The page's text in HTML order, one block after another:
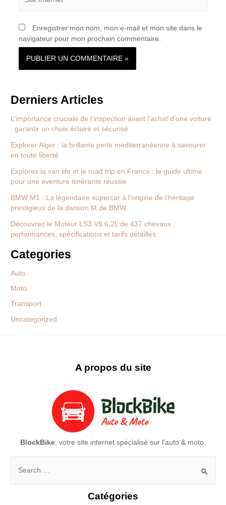
Internet
Enregistrer mon nom, mon e-mail et mon site dans le
navigateur pour mon prochain commentaire.
Derniers Articles
L’importance cruciale de l’inspection avant l’achat d’une voiture
: garantir un choix éclairé et sécurisé
Explorer Alger : la brillante perle méditerranéenne à savourer
en toute liberté
Explorez la van life et le road trip en France : le guide ultime
pour une aventure itinérante réussie
BMW M1 : La légendaire supercar à l’origine de l’héritage
prestigieux de la division M de BMW
Découvrez le Moteur LS3 V8 6,2L de 437 chevaux :
performances, spécifications et tarifs détaillés
Categories
Auto
Moto
Transport
Uncategorized
A propos du site
BlockBike, votre site internet spécialisé sur l'auto & moto.
Rechercher :
Catégories